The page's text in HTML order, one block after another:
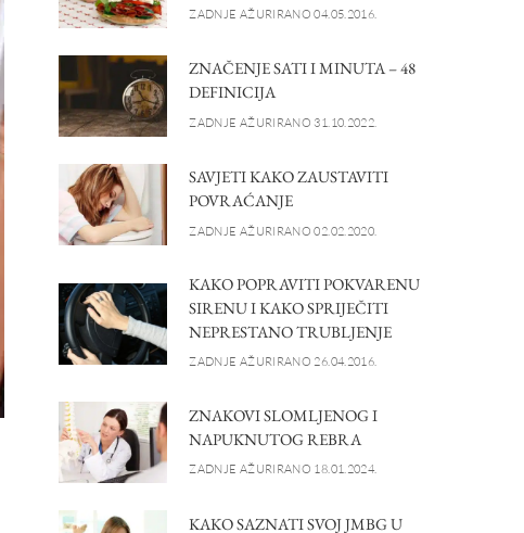
ZADNJE AŽURIRANO 04.05.2016.
ZNAČENJE SATI I MINUTA – 48
DEFINICIJA
ZADNJE AŽURIRANO 31.10.2022.
SAVJETI KAKO ZAUSTAVITI
POVRAĆANJE
ZADNJE AŽURIRANO 02.02.2020.
KAKO POPRAVITI POKVARENU
SIRENU I KAKO SPRIJEČITI
NEPRESTANO TRUBLJENJE
ZADNJE AŽURIRANO 26.04.2016.
ZNAKOVI SLOMLJENOG I
NAPUKNUTOG REBRA
ZADNJE AŽURIRANO 18.01.2024.
KAKO SAZNATI SVOJ JMBG U